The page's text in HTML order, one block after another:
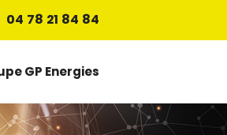
04 78 21 84 84
GP Energies